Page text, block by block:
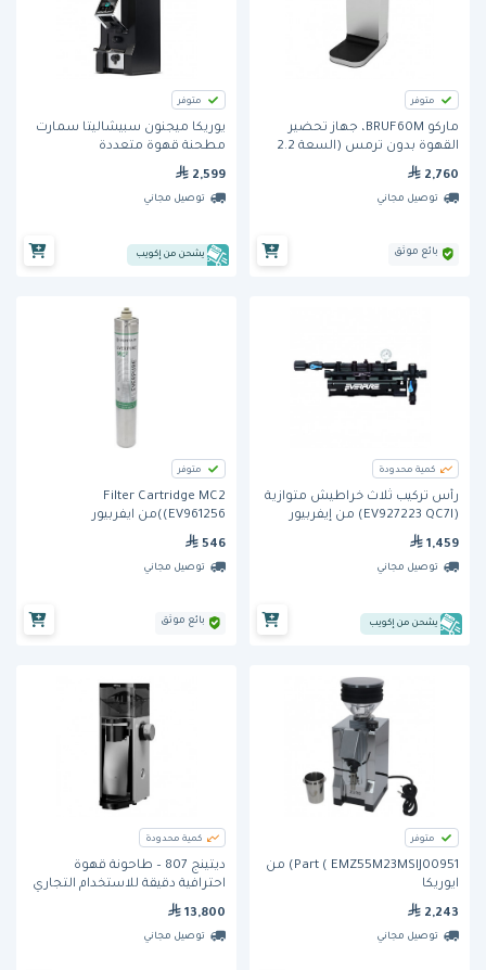
متوفر
ماركو BRUF60M، جهاز تحضير
القهوة بدون ترمس (السعة 2.2
2,760
توصيل مجاني
بائع موثق
متوفر
يوريكا ميجنون سبيشاليتا سمارت
مطحنة قهوة متعددة
الاستخدامات – شفرات 55 مم
2,599
توصيل مجاني
يشحن من إكويب
كمية محدودة
رأس تركيب ثلاث خراطيش متوازية
(EV927223 QC7I) من إيفربيور
1,459
توصيل مجاني
يشحن من إكويب
متوفر
Filter Cartridge MC2
(EV961256)من ايفربيور
546
توصيل مجاني
بائع موثق
متوفر
Part ( EMZ55M23MSIJ00951) من
ايوريكا
2,243
توصيل مجاني
كمية محدودة
ديتينج 807 – طاحونة قهوة
احترافية دقيقة للاستخدام التجاري
13,800
توصيل مجاني